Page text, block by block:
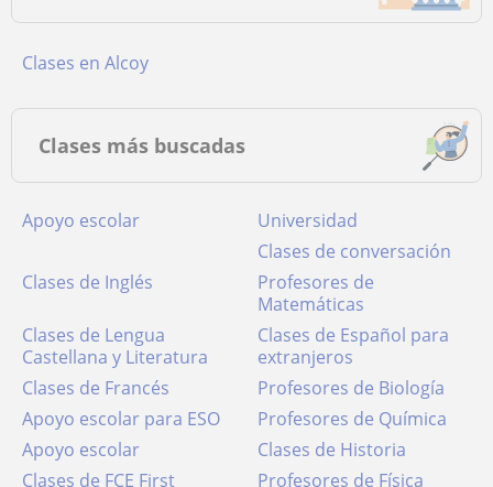
Clases en Alcoy
Clases más buscadas
Apoyo escolar
Universidad
Clases de conversación
Clases de Inglés
Profesores de
Matemáticas
Clases de Lengua
Castellana y Literatura
Clases de Español para
extranjeros
Clases de Francés
Profesores de Biología
Apoyo escolar para ESO
Profesores de Química
Apoyo escolar
Clases de Historia
Clases de FCE First
Profesores de Física